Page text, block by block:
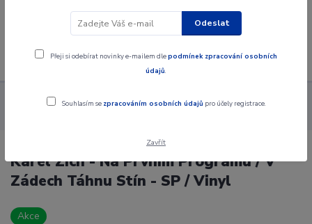
Menu
Alba Gramodesky
Karel Zich - Na Prvním Programu / V
Karel Zich - Na Prvním Programu / V
Zádech Táhnu Stín - SP / Vinyl
Akce
Odeslat
Přeji si odebírat novinky e-mailem dlepodmínek zpracování osobních
údajů.
Souhlasím se zpracováním osobních údajů pro účely registrace.
Zavřít